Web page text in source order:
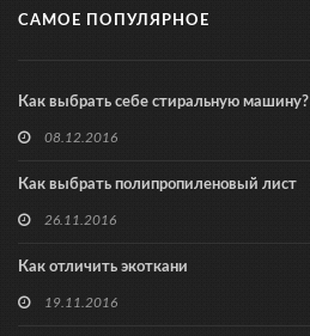
САМОЕ ПОПУЛЯРНОЕ
Как выбрать себе стиральную машину?
08.12.2016
Как выбрать полипропиленовый лист
26.11.2016
Как отличить экоткани
19.11.2016